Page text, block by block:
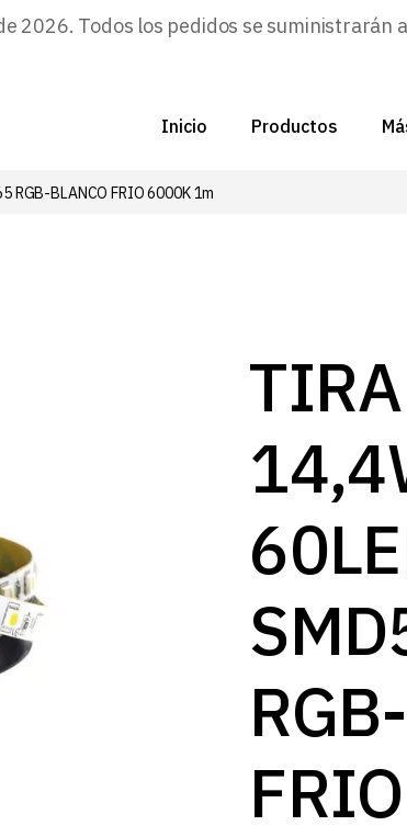
2026. Todos los pedidos se suministrarán
Inicio Productos
RGB-BLANCO FRIO 6000K 1m